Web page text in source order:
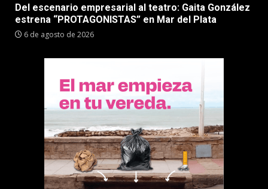
Del escenario empresarial al teatro: Gaita González
estrena “PROTAGONISTAS” en Mar del Plata
6 de agosto de 2026